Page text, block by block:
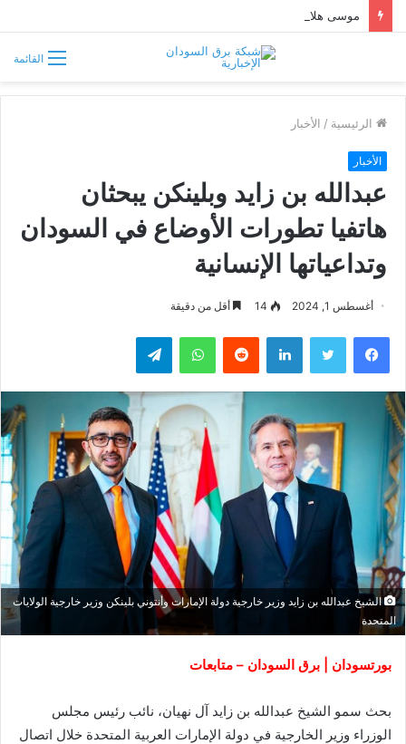
القائمة
الرئيسية / الأخبار
الأخبار
عبدالله بن زايد وبلينكن يبحثان
هاتفيا تطورات الأوضاع في السودان
وتداعياتها الإنسانية
أغسطس 1, 2024 14 أقل من دقيقة
فيسبوك تويتر لينكدإن واتساب تيلقرام
الشيخ عبدالله بن زايد وزير خارجية دولة الإمارات وأنتوني بلينكن وزير خارجية الولايات
المتحدة
بورتسودان | برق السودان – متابعات
بحث سمو الشيخ عبدالله بن زايد آل نهيان، نائب رئيس مجلس
الوزراء وزير الخارجية في دولة الإمارات العربية المتحدة خلال اتصال